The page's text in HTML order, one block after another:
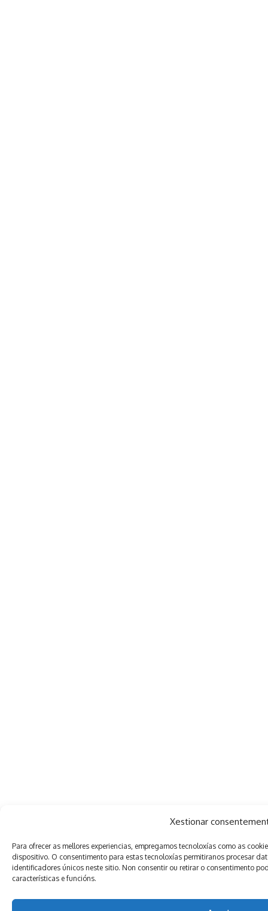
Xestionar
Para ofrecer as mellores experiencias, empregamos tecnoloxías como as
dispositivo. O consentimento para estas tecnoloxías permitiranos procesar
identificadores únicos neste sitio. Non consentir ou retirar o consentimento
características e funcións.